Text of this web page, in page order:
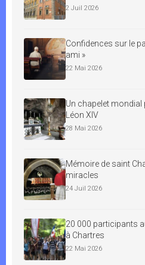
2 Juil 2026
Confidences sur le
ami »
22 Mai 2026
Un chapelet mondial
Léon XIV
28 Mai 2026
Mémoire de saint
miracles
24 Juil 2026
20 000 participants
à Chartres
22 Mai 2026